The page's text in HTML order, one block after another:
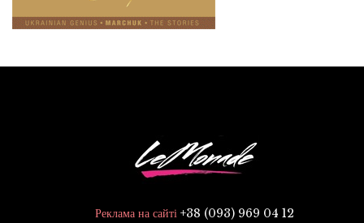
Реклама на сайті +38 (093) 969 04 12